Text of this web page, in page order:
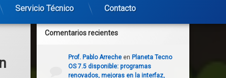
Servicio Técnico Contacto
Comentarios recientes
Prof. Pablo Arrecheen Planeta Tecno
OS 7.5 disponible: programas
renovados, mejoras en la interfaz,